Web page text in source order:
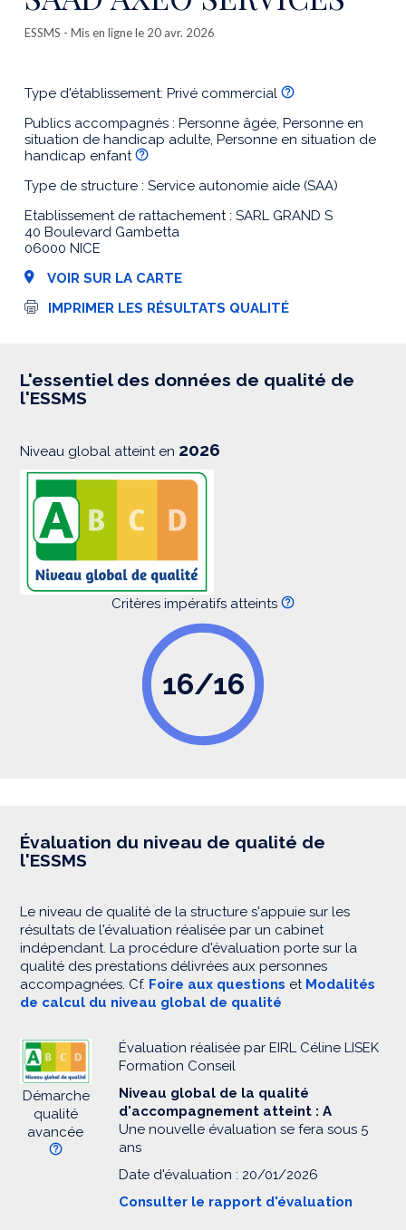
ESSMS - Mis en ligne le 20 avr. 2026
Type d'établissement: Privé commercial
Publics accompagnés : Personne âgée, Personne en
situation de handicap adulte, Personne en situation de
handicap enfant
Type de structure : Service autonomie aide (SAA)
Etablissement de rattachement : SARL GRAND S
40 Boulevard Gambetta
06000 NICE
VOIR SUR LA CARTE
I
s
i
IMPRIMER LES RÉSULTATS QUALITÉ
L'essentiel des données de qualité de
l'ESSMS
Niveau global atteint en 2026
Critères impératifs atteints
16/16
Évaluation du niveau de qualité de
l'ESSMS
Le niveau de qualité de la structure s'appuie sur les
résultats de l'évaluation réalisée par un cabinet
indépendant. La procédure d'évaluation porte sur la
qualité des prestations délivrées aux personnes
accompagnées. Cf. Foire aux questions et Modalités
de calcul du niveau global de qualité
Démarche
qualité
avancée
Évaluation réalisée par EIRL Céline LISEK
Formation Conseil
Niveau global de la qualité
d'accompagnement atteint : A
Une nouvelle évaluation se fera sous 5
ans
Date d'évaluation : 20/01/2026
Consulter le rapport d'évaluation